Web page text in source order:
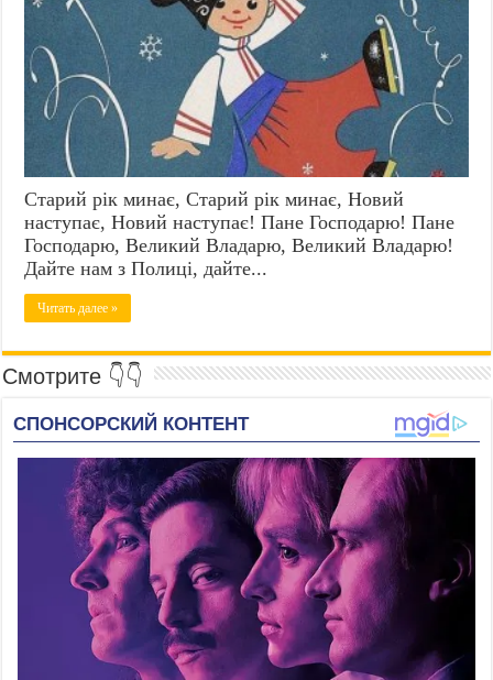
Старий рік минає, Старий рік минає, Новий
наступає, Новий наступає! Пане Господарю! Пане
Господарю, Великий Владарю, Великий Владарю!
Дайте нам з Полиці, дайте...
Читать далее »
Смотрите 👇👇